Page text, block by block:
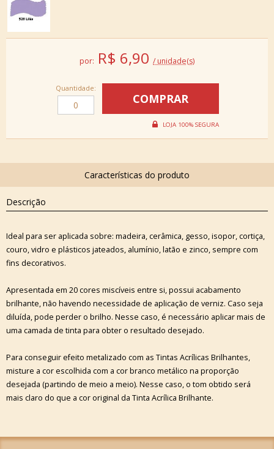
por: R$ 6,90 / unidade(s)
Quantidade:
Descrição
Ideal para ser aplicada sobre: madeira, cerâmica, gesso, isopor, cortiça,
couro, vidro e plásticos jateados, alumínio, latão e zinco, sempre com
fins decorativos.
Apresentada em 20 cores miscíveis entre si, possui acabamento
brilhante, não havendo necessidade de aplicação de verniz. Caso seja
diluída, pode perder o brilho. Nesse caso, é necessário aplicar mais de
uma camada de tinta para obter o resultado desejado.
Para conseguir efeito metalizado com as Tintas Acrílicas Brilhantes,
misture a cor escolhida com a cor branco metálico na proporção
desejada (partindo de meio a meio). Nesse caso, o tom obtido será
mais claro do que a cor original da Tinta Acrílica Brilhante.